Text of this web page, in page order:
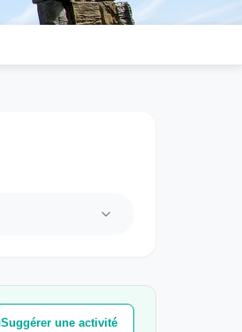
Suggérer une activité